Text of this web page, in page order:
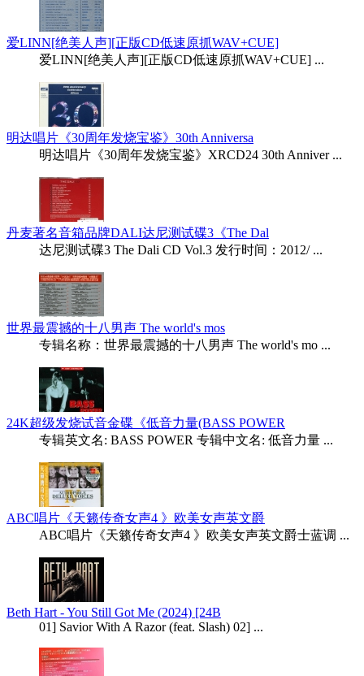
爱LINN[绝美人声][正版CD低速原抓WAV+CUE]
爱LINN[绝美人声][正版CD低速原抓WAV+CUE] ...
明达唱片《30周年发烧宝鉴》30th Anniversa
明达唱片《30周年发烧宝鉴》XRCD24 30th Anniver ...
丹麦著名音箱品牌DALI达尼测试碟3《The Dal
达尼测试碟3 The Dali CD Vol.3 发行时间：2012/ ...
世界最震撼的十八男声 The world's mos
专辑名称：世界最震撼的十八男声 The world's mo ...
24K超级发烧试音金碟《低音力量(BASS POWER
专辑英文名: BASS POWER 专辑中文名: 低音力量 ...
ABC唱片《天籁传奇女声4 》欧美女声英文爵
ABC唱片《天籁传奇女声4 》欧美女声英文爵士蓝调 ...
Beth Hart - You Still Got Me (2024) [24B
01] Savior With A Razor (feat. Slash) 02] ...